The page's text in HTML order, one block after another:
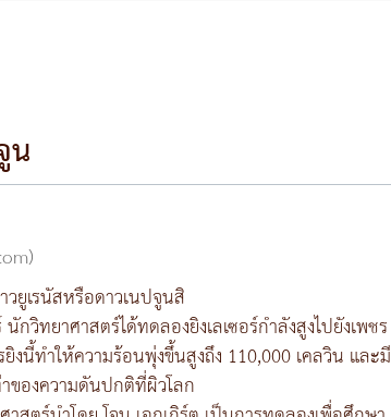
น
ยูเรนัสหรือดาวเนปจูนสิ
วิทยาศาสตร์ได้ทดลองยิงเลเซอร์กำลังสูงไปยังเพชร
นี้ทำให้ความร้อนพุ่งขึ้นสูงถึง 110,000 เคลวิน และมี
ของความดันปกติที่ผิวโลก